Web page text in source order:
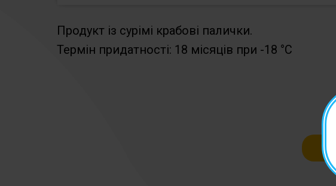
Продукт із сурімі крабові палички.
Термін придатності: 18 місяців при -18 °C